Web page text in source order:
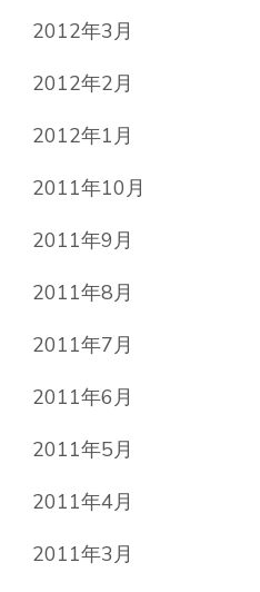
2012年3月
2012年2月
2012年1月
2011年10月
2011年9月
2011年8月
2011年7月
2011年6月
2011年5月
2011年4月
2011年3月